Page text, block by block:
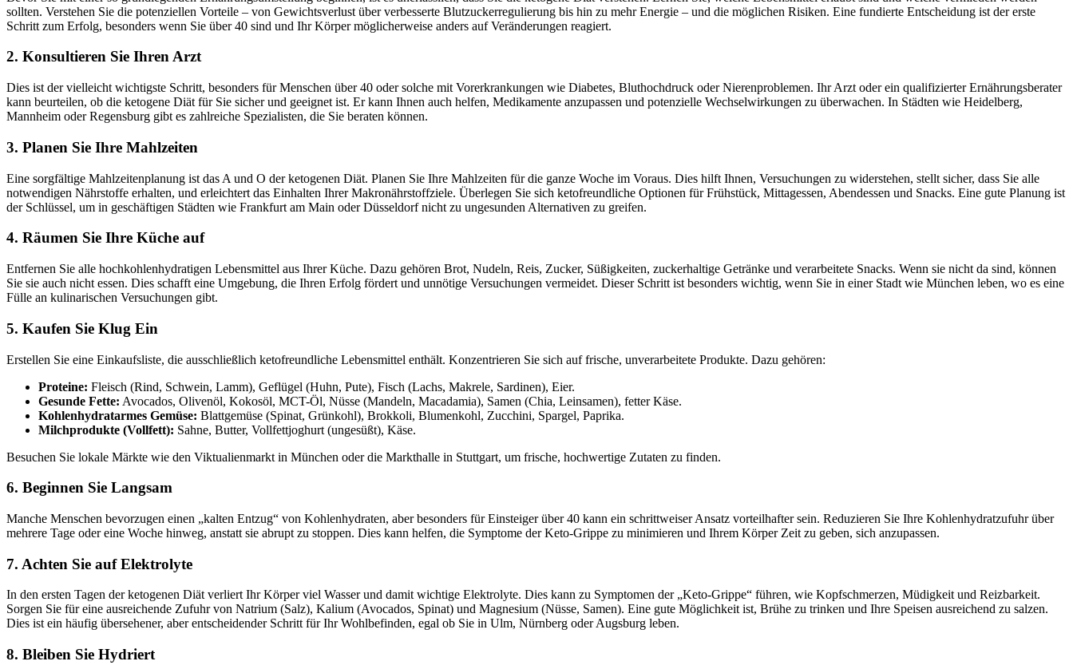
sollten. Verstehen Sie die potenziellen Vorteile – von Gewichtsverlust über verbesserte Blutzuckerregulierung bis hin zu mehr Energie – und die möglichen Risiken. Eine fundierte Entscheidung ist der erste
Schritt zum Erfolg, besonders wenn Sie über 40 sind und Ihr Körper möglicherweise anders auf Veränderungen reagiert.
2. Konsultieren Sie Ihren Arzt
Dies ist der vielleicht wichtigste Schritt, besonders für Menschen über 40 oder solche mit Vorerkrankungen wie Diabetes, Bluthochdruck oder Nierenproblemen. Ihr Arzt oder ein qualifizierter Ernährungsberater
kann beurteilen, ob die ketogene Diät für Sie sicher und geeignet ist. Er kann Ihnen auch helfen, Medikamente anzupassen und potenzielle Wechselwirkungen zu überwachen. In Städten wie Heidelberg,
Mannheim oder Regensburg gibt es zahlreiche Spezialisten, die Sie beraten können.
3. Planen Sie Ihre Mahlzeiten
Eine sorgfältige Mahlzeitenplanung ist das A und O der ketogenen Diät. Planen Sie Ihre Mahlzeiten für die ganze Woche im Voraus. Dies hilft Ihnen, Versuchungen zu widerstehen, stellt sicher, dass Sie alle
notwendigen Nährstoffe erhalten, und erleichtert das Einhalten Ihrer Makronährstoffziele. Überlegen Sie sich ketofreundliche Optionen für Frühstück, Mittagessen, Abendessen und Snacks. Eine gute Planung ist
der Schlüssel, um in geschäftigen Städten wie Frankfurt am Main oder Düsseldorf nicht zu ungesunden Alternativen zu greifen.
4. Räumen Sie Ihre Küche auf
Entfernen Sie alle hochkohlenhydratigen Lebensmittel aus Ihrer Küche. Dazu gehören Brot, Nudeln, Reis, Zucker, Süßigkeiten, zuckerhaltige Getränke und verarbeitete Snacks. Wenn sie nicht da sind, können
Sie sie auch nicht essen. Dies schafft eine Umgebung, die Ihren Erfolg fördert und unnötige Versuchungen vermeidet. Dieser Schritt ist besonders wichtig, wenn Sie in einer Stadt wie München leben, wo es eine
Fülle an kulinarischen Versuchungen gibt.
5. Kaufen Sie Klug Ein
Erstellen Sie eine Einkaufsliste, die ausschließlich ketofreundliche Lebensmittel enthält. Konzentrieren Sie sich auf frische, unverarbeitete Produkte. Dazu gehören:
Proteine: Fleisch (Rind, Schwein, Lamm), Geflügel (Huhn, Pute), Fisch (Lachs, Makrele, Sardinen), Eier.
Gesunde Fette: Avocados, Olivenöl, Kokosöl, MCT-Öl, Nüsse (Mandeln, Macadamia), Samen (Chia, Leinsamen), fetter Käse.
Kohlenhydratarmes Gemüse: Blattgemüse (Spinat, Grünkohl), Brokkoli, Blumenkohl, Zucchini, Spargel, Paprika.
Milchprodukte (Vollfett): Sahne, Butter, Vollfettjoghurt (ungesüßt), Käse.
Besuchen Sie lokale Märkte wie den Viktualienmarkt in München oder die Markthalle in Stuttgart, um frische, hochwertige Zutaten zu finden.
6. Beginnen Sie Langsam
Manche Menschen bevorzugen einen „kalten Entzug“ von Kohlenhydraten, aber besonders für Einsteiger über 40 kann ein schrittweiser Ansatz vorteilhafter sein. Reduzieren Sie Ihre Kohlenhydratzufuhr über
mehrere Tage oder eine Woche hinweg, anstatt sie abrupt zu stoppen. Dies kann helfen, die Symptome der Keto-Grippe zu minimieren und Ihrem Körper Zeit zu geben, sich anzupassen.
7. Achten Sie auf Elektrolyte
In den ersten Tagen der ketogenen Diät verliert Ihr Körper viel Wasser und damit wichtige Elektrolyte. Dies kann zu Symptomen der „Keto-Grippe“ führen, wie Kopfschmerzen, Müdigkeit und Reizbarkeit.
Sorgen Sie für eine ausreichende Zufuhr von Natrium (Salz), Kalium (Avocados, Spinat) und Magnesium (Nüsse, Samen). Eine gute Möglichkeit ist, Brühe zu trinken und Ihre Speisen ausreichend zu salzen.
Dies ist ein häufig übersehener, aber entscheidender Schritt für Ihr Wohlbefinden, egal ob Sie in Ulm, Nürnberg oder Augsburg leben.
8. Bleiben Sie Hydriert